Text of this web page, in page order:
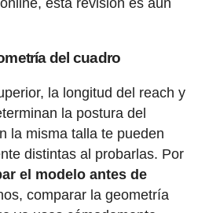
esta revisión es aún
del cuadro
la longitud del reach y
la postura del
la misma talla te pueden
distintas al probarlas. Por
el modelo antes de
comparar la geometría